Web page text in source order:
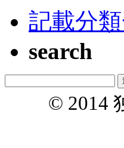
記載分
search
© 2014